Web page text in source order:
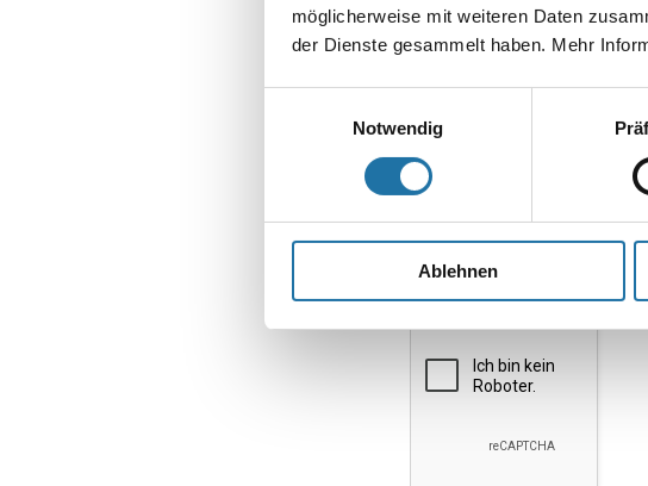
möglicherweise mit weiteren Daten
der Dienste gesammelt haben. Mehr
Notwendig
Ablehnen
Name
E-Mail-Adresse
Website